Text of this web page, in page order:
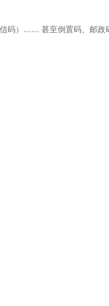
码）…… 甚至倒置码、邮政